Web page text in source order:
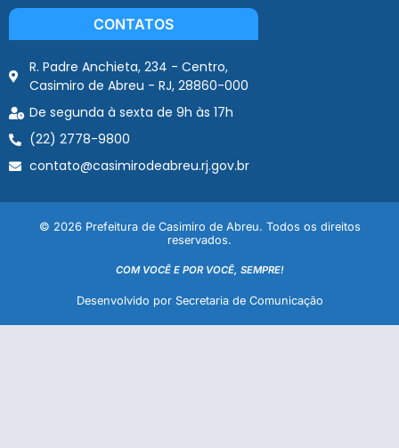
CONTATOS
R. Padre Anchieta, 234 - Centro,
Casimiro de Abreu - RJ, 28860-000
De segunda à sexta de 9h às 17h
(22) 2778-9800
contato@casimirodeabreu.rj.gov.br
© 2026 Prefeitura de Casimiro de Abreu. Todos os direitos
reservados.
COM VOCÊ E POR VOCÊ, SEMPRE!
Desenvolvido por Secretaria de Comunicação